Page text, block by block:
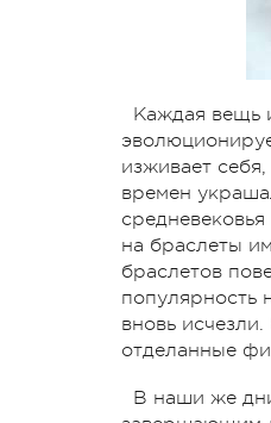
Каждая вещь
изживает
времен
на браслеты
браслетов
популярность
вновь
отделанные
В наши же